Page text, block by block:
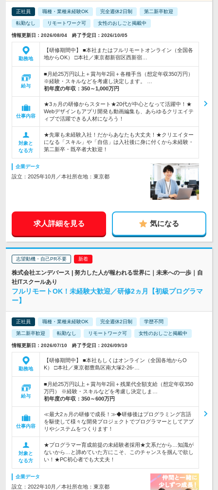
正社員 職種・業種未経験OK 完全週休2日制 第二新卒歓迎
転勤なし リモートワーク可 女性のおしごと掲載中
情報更新日：2026/08/04 終了予定日：2026/10/05
勤務地
【研修期間中】 ■本社またはフルリモートオンライン（全国各
地からOK） □本社／東京都新宿区西新宿…
給与
■月給25万円以上＋賞与年2回＋各種手当（想定年収350万円）
※経験・スキルなどを考慮し決定します。 …
初年度の年収： 350～1,000万円
仕事内容
★3ヵ月の研修からスタート★20代が中心となって活躍中！★
Webデザインもアプリ開発も動画編集も、あらゆるクリエイテ
ィブで活躍できる人材になろう！
対象と
なる方
★先輩も未経験入社！だからあなたも大丈夫！★クリエイター
になる「スキル」や「自信」は入社後に身に付くから未経験・
第二新卒・既卒者大歓迎！
企業データ
設立：2025年10月／本社所在地：東京都
求人詳細を見る 気になる
志望動機・自己PR不要
株式会社エンデバース | 努力した人が報われる世界に｜未来への一歩｜自
社ITスクールあり
フルリモートOK！未経験大歓迎／研修2ヵ月【初級プログラマ
ー】
正社員 職種・業種未経験OK 完全週休2日制 学歴不問
第二新卒歓迎 転勤なし リモートワーク可 女性のおしごと掲載中
情報更新日：2026/07/10 終了予定日：2026/09/10
勤務地
【研修期間中】 ■本社もしくはオンライン（全国各地からO
K） □本社／東京都豊島区南大塚2-26-…
給与
■月給25万円以上＋賞与年2回＋残業代全額支給（想定年収350
万円） ※経験・スキルなどを考慮し決定しま…
初年度の年収： 350～600万円
仕事内容
≪最大2ヵ月の研修で成長！≫◆研修後はプログラミング言語
を駆使して様々な開発プロジェクトでプログラマーとしてアプ
リやシステムをつくります！
対象と
なる方
★プログラマー育成前提の未経験者採用★文系だから…知識が
ないから…と諦めていた方にこそ、このチャンスを掴んで欲し
い！★PC初心者でも大丈夫！
企業データ
設立：2022年10月／本社所在地：東京都